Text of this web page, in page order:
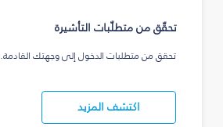
تحقّق من متطلّبات التأشيرة
تحقق من متطلبات الدخول إلى وجهتك القادمة.
اكتشف المزيد